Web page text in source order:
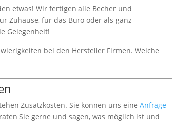
etwas! Wir fertigen alle Becher und
Zuhause, für das Büro oder als ganz
Gelegenheit!
bei den Hersteller Firmen. Welche
Zusatzkosten. Sie können uns eineAnfrage
Sie gerne und sagen, was möglich ist und